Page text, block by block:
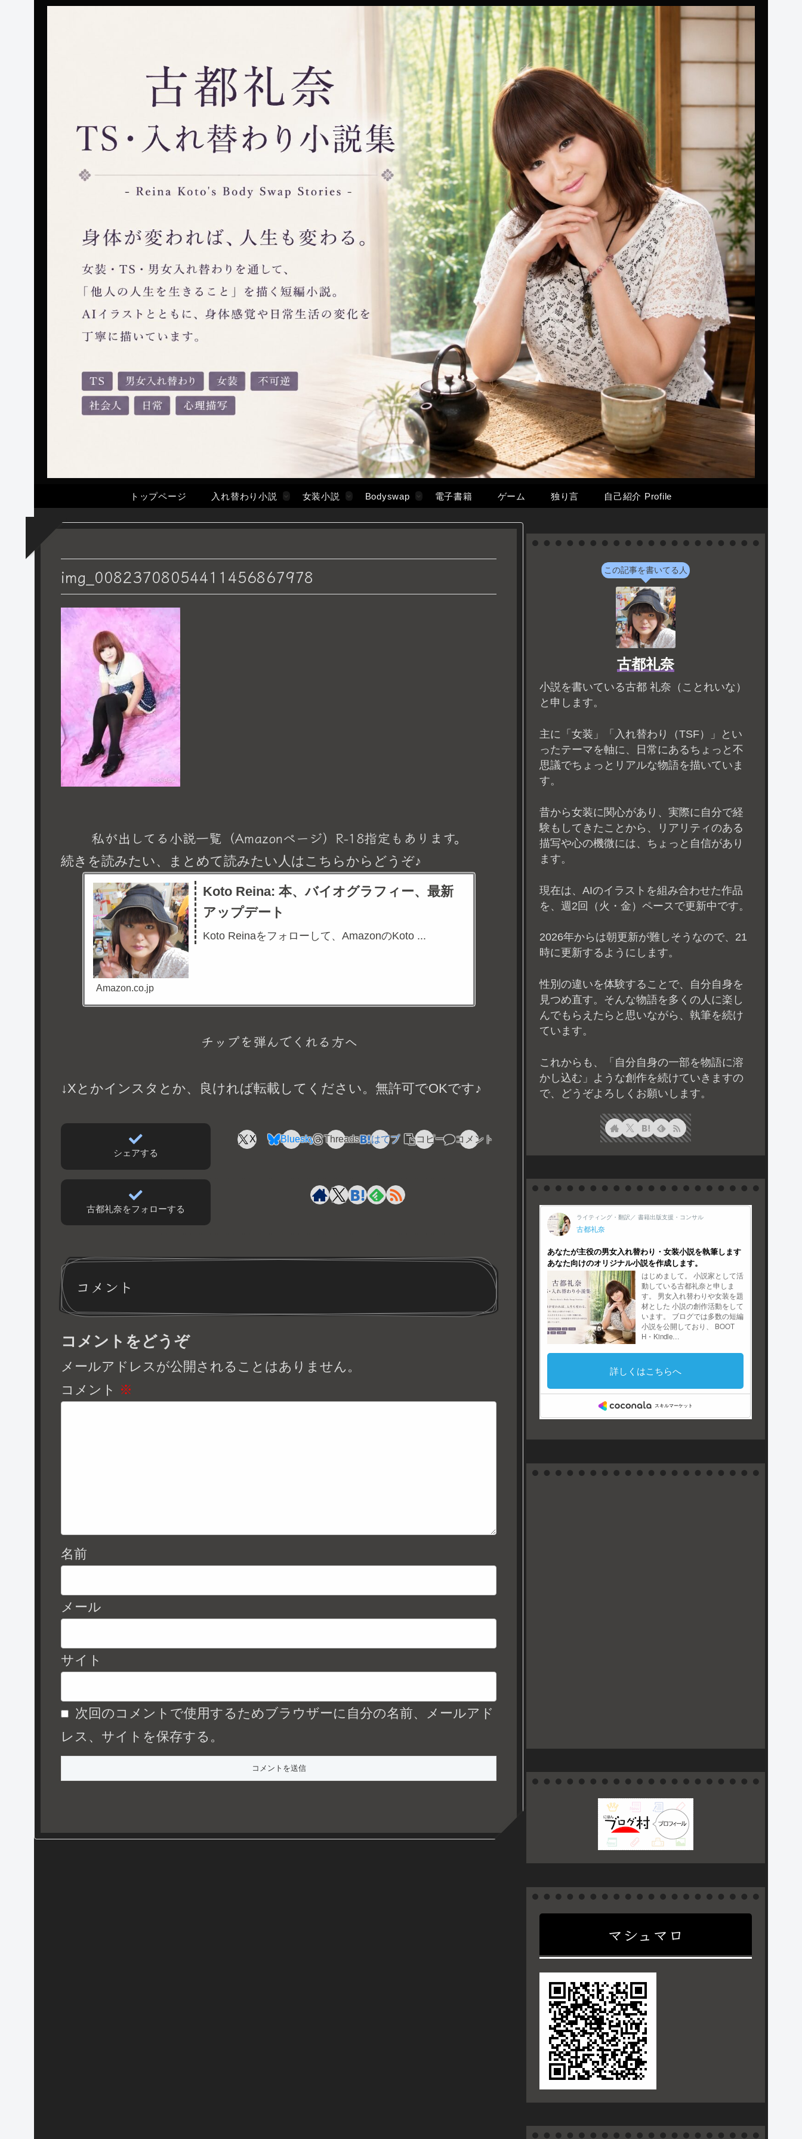
トップページ 入れ替わり小説 女装小説 Bodyswap 電子書籍 ゲーム 独り言 自己紹介 Profile
img_00823708054411456867978
私が出してる小説一覧（Amazonページ）R-18指定もあります。
続きを読みたい、まとめて読みたい人はこちらからどうぞ♪
Koto Reina: 本、バイオグラフィー、最新
アップデート
Koto Reinaをフォローして、AmazonのKoto ...
Amazon.co.jp
チップを弾んでくれる方へ
↓Xとかインスタとか、良ければ転載してください。無許可でOKです♪
シェアする
X Bluesky Threads はてブ コピー コメント
古都礼奈をフォローする
コメント
コメントをどうぞ
メールアドレスが公開されることはありません。
コメント ※
名前
メール
サイト
次回のコメントで使用するためブラウザーに自分の名前、メールアド
レス、サイトを保存する。
この記事を書いてる人
古都礼奈
小説を書いている古都 礼奈（ことれいな）
と申します。
主に「女装」「入れ替わり（TSF）」とい
ったテーマを軸に、日常にあるちょっと不
思議でちょっとリアルな物語を描いていま
す。
昔から女装に関心があり、実際に自分で経
験もしてきたことから、リアリティのある
描写や心の機微には、ちょっと自信があり
ます。
現在は、AIのイラストを組み合わせた作品
を、週2回（火・金）ペースで更新中です。
2026年からは朝更新が難しそうなので、21
時に更新するようにします。
性別の違いを体験することで、自分自身を
見つめ直す。そんな物語を多くの人に楽し
んでもらえたらと思いながら、執筆を続け
ています。
これからも、「自分自身の一部を物語に溶
かし込む」ような創作を続けていきますの
で、どうぞよろしくお願いします。
マシュマロ